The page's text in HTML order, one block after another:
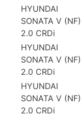
HYUNDAI
SONATA V (NF)
2.0 CRDi
HYUNDAI
SONATA V (NF)
2.0 CRDi
HYUNDAI
SONATA V (NF)
2.0 CRDi